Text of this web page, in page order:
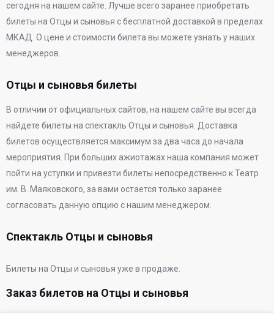
сегодня на нашем сайте. Лучше всего заранее приобретать
билеты на Отцы и сыновья с бесплатной доставкой в пределах
МКАД. О цене и стоимости билета вы можете узнать у наших
менеджеров.
Отцы и сыновья билеты
В отличии от официальных сайтов, на нашем сайте вы всегда
найдете билеты на спектакль Отцы и сыновья. Доставка
билетов осуществляется максимум за два часа до начала
мероприятия. При больших ажиотажах наша компания может
пойти на уступки и привезти билеты непосредственно кТеатр
им. В. Маяковского, за вами остается только заранее
согласовать данную опцию с нашим менеджером.
Спектакль Отцы и сыновья
Билеты на Отцы и сыновья уже в продаже.
Заказ билетов на Отцы и сыновья